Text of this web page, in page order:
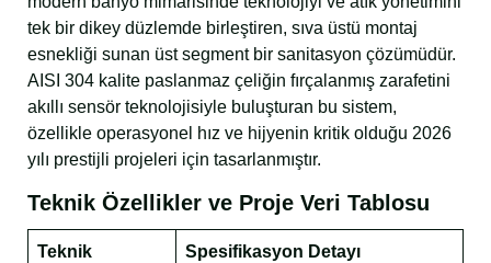
tek bir dikey düzlemde birleştiren, sıva üstü montaj
esnekliği sunan üst segment bir sanitasyon çözümüdür.
AISI 304 kalite paslanmaz çeliğin fırçalanmış zarafetini
akıllı sensör teknolojisiyle buluşturan bu sistem,
özellikle operasyonel hız ve hijyenin kritik olduğu 2026
yılı prestijli projeleri için tasarlanmıştır.
Teknik Özellikler ve Proje Veri Tablosu
Teknik
Spesifikasyon Detayı